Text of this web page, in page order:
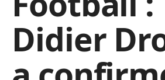
Didier